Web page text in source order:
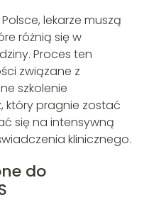
lekarze muszą
różnią się w
Proces ten
związane z
szkolenie
który pragnie zostać
się na intensywną
klinicznego.
do